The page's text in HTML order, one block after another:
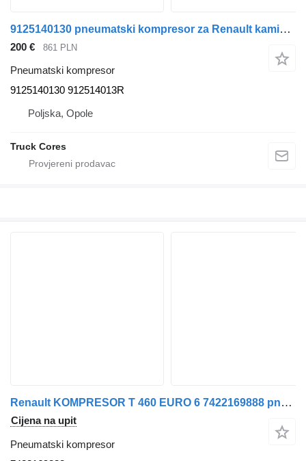
9125140130 pneumatski kompresor za Renault kamiona
200 € 861 PLN
Pneumatski kompresor
9125140130 912514013R
Poljska, Opole
Truck Cores
Renault KOMPRESOR T 460 EURO 6 7422169888 pneumatski kompresor za kamiona
Cijena na upit
Pneumatski kompresor